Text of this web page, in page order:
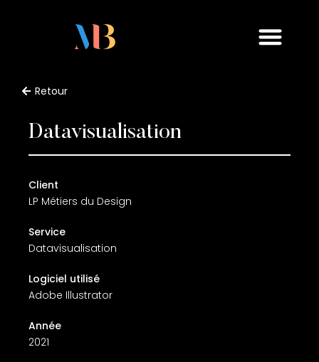
Retour
Datavisualisation
Client
LP Métiers du Design
Service
Datavisualisation
Logiciel utilisé
Adobe Illustrator
Année
2021